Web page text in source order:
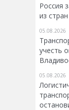
Россия
из
05.08.2026
учесть
05.08.2026